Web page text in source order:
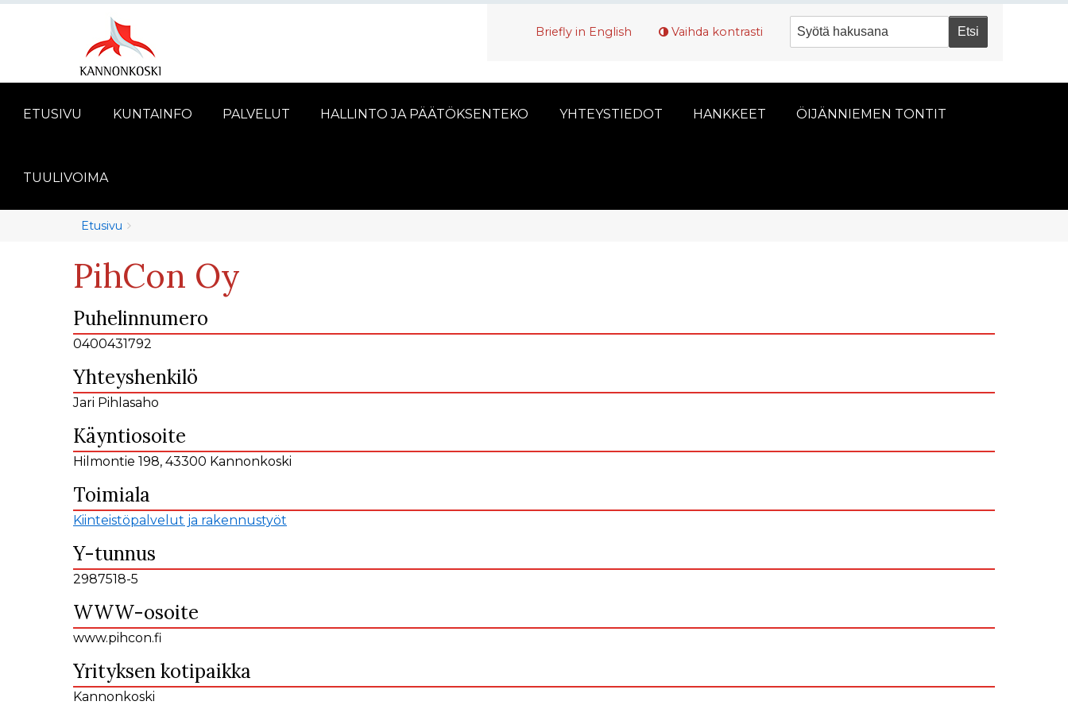
Briefly in English Vaihda kontrasti
ETUSIVU KUNTAINFO PALVELUT HALLINTO JA PÄÄTÖKSENTEKO YHTEYSTIEDOT HANKKEET ÖIJÄNNIEMEN TONTIT
TUULIVOIMA
Murupolku
You
here:
Etusivu
PihCon Oy
Puhelinnumero
0400431792
Yhteyshenkilö
Jari Pihlasaho
Käyntiosoite
Hilmontie 198, 43300 Kannonkoski
Toimiala
Kiinteistöpalvelut ja rakennustyöt
Y-tunnus
2987518-5
WWW-osoite
www.pihcon.fi
Yrityksen kotipaikka
Kannonkoski